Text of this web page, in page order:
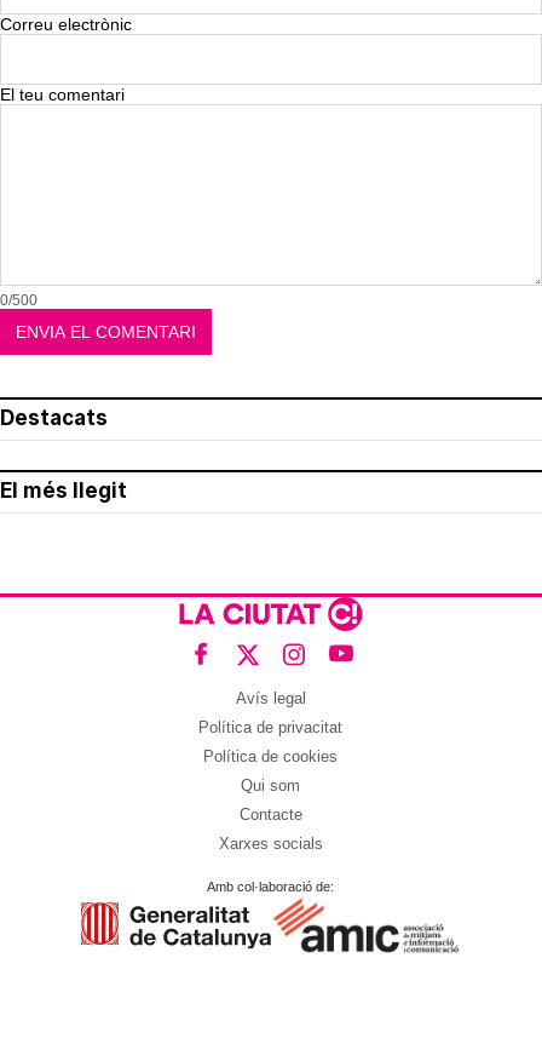
Correu electrònic
El teu comentari
0/500
Destacats
El més llegit
Avís legal
Política de privacitat
Política de cookies
Qui som
Contacte
Xarxes socials
Amb col·laboració de: